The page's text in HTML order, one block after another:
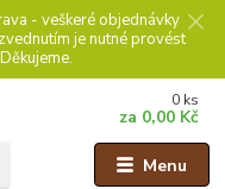
- veškeré objednávky
je nutné provést
Menu
0 ks
za 0,00 Kč